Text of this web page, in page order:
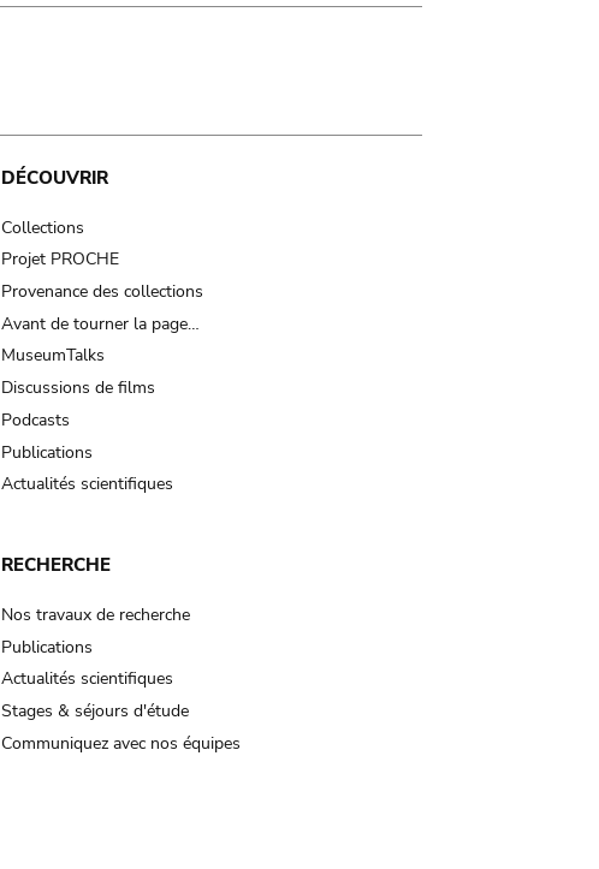
DÉCOUVRIR
Collections
Projet PROCHE
Provenance des collections
Avant de tourner la page…
MuseumTalks
Discussions de films
Podcasts
Publications
Actualités scientifiques
RECHERCHE
Nos travaux de recherche
Publications
Actualités scientifiques
Stages & séjours d'étude
Communiquez avec nos équipes